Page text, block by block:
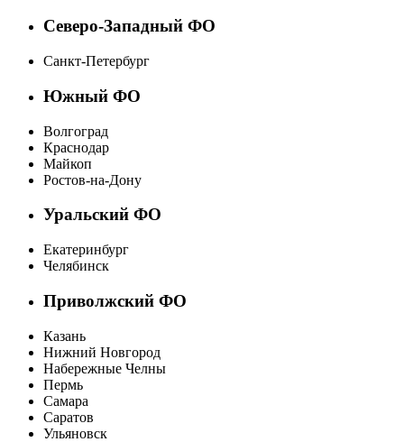
Северо-Западный ФО
Санкт-Петербург
Южный ФО
Волгоград
Краснодар
Майкоп
Ростов-на-Дону
Уральский ФО
Екатеринбург
Челябинск
Приволжский ФО
Казань
Нижний Новгород
Набережные Челны
Пермь
Самара
Саратов
Ульяновск